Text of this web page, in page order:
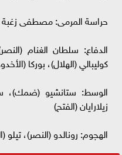
حراسة المرمى: مصطفى
الدفاع: سلطان الغنام
كوليبالي (الهلال)، بوركا
الوسط: ستانشيو (ضمك)،
زيلارايان (الفتح)
الهجوم: رونالدو (النصر)، تيلو